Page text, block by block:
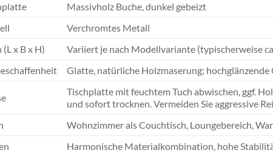
Massivholz Buche, dunkel gebeizt
Verchromtes Metall
x B x H)
Variiert je nach Modellvariante (typischerweise
Glatte, natürliche Holzmaserung;
Tischplatte mit feuchtem Tuch abwischen, ggf.
und sofort trocknen. Vermeiden Sie aggressive
Wohnzimmer als Couchtisch, Loungebereich,
Harmonische Materialkombination, hohe